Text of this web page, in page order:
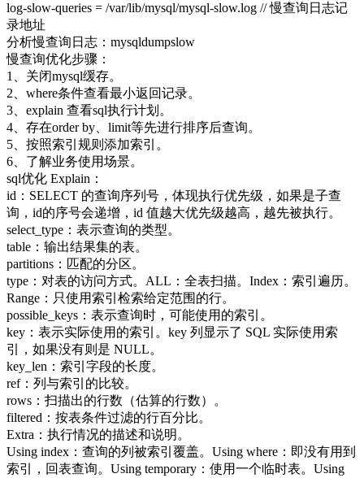
log-slow-queries = /var/lib/mysql/mysql-slow.log // 慢查询日志记
录地址
分析慢查询日志：mysqldumpslow
慢查询优化步骤：
1、关闭mysql缓存。
2、where条件查看最小返回记录。
3、explain 查看sql执行计划。
4、存在order by、limit等先进行排序后查询。
5、按照索引规则添加索引。
6、了解业务使用场景。
sql优化 Explain：
id：SELECT 的查询序列号，体现执行优先级，如果是子查
询，id的序号会递增，id 值越大优先级越高，越先被执行。
select_type：表示查询的类型。
table：输出结果集的表。
partitions：匹配的分区。
type：对表的访问方式。ALL：全表扫描。Index：索引遍历。
Range：只使用索引检索给定范围的行。
possible_keys：表示查询时，可能使用的索引。
key：表示实际使用的索引。key 列显示了 SQL 实际使用索
引，如果没有则是 NULL。
key_len：索引字段的长度。
ref：列与索引的比较。
rows：扫描出的行数（估算的行数）。
filtered：按表条件过滤的行百分比。
Extra：执行情况的描述和说明。
Using index：查询的列被索引覆盖。Using where：即没有用到
索引，回表查询。Using temporary：使用一个临时表。Using